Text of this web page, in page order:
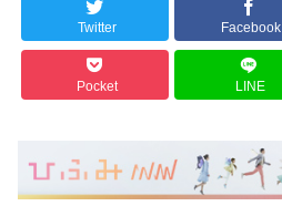
Twitter Facebook
Pocket LINE